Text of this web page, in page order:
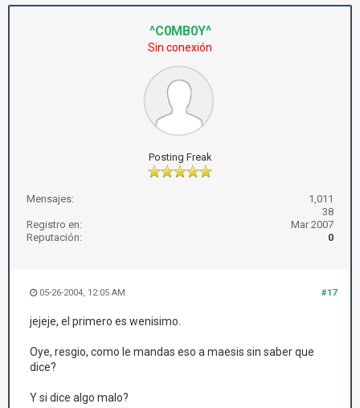
^C0MB0Y^
Sin conexión
Posting Freak
Mensajes:
1,011
38
Registro en:
Mar 2007
Reputación:
0
#17
05-26-2004, 12:05 AM
jejeje, el primero es wenisimo.
Oye, resgio, como le mandas eso a maesis sin saber que
dice?
Y si dice algo malo?